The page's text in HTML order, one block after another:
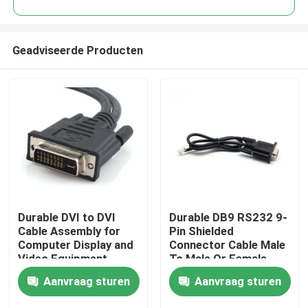
Thuis
Producten
Geadviseerde Producten
Durable DVI to DVI
Cable Assembly for
Computer Display and
Video Equipment
Custom Cable Wire
Harness
Manufacturers
Aanvraag sturen
Durable DB9 RS232 9-
Pin Shielded
Connector Cable Male
To Male Or Female
Type | Custom Cable
Aanvraag sturen